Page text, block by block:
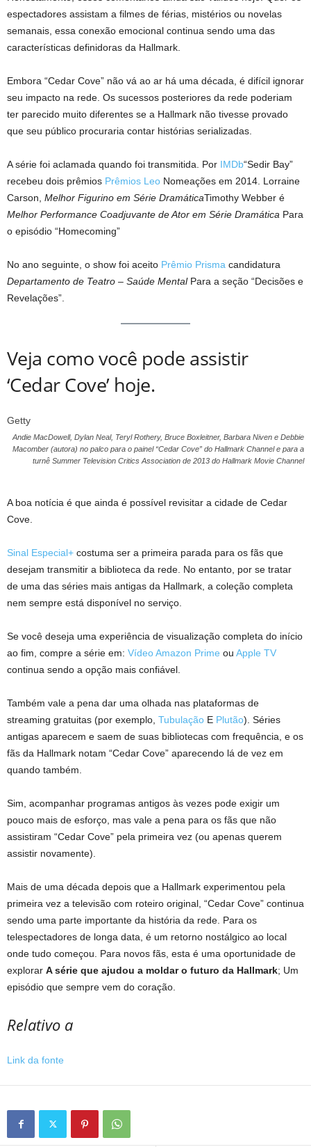
espectadores assistam a filmes de férias, mistérios ou novelas
semanais, essa conexão emocional continua sendo uma das
características definidoras da Hallmark.
Embora “Cedar Cove” não vá ao ar há uma década, é difícil ignorar
seu impacto na rede. Os sucessos posteriores da rede poderiam
ter parecido muito diferentes se a Hallmark não tivesse provado
que seu público procuraria contar histórias serializadas.
A série foi aclamada quando foi transmitida. Por IMDb“Sedir Bay”
recebeu dois prêmios Prêmios Leo Nomeações em 2014. Lorraine
Carson, Melhor Figurino em Série DramáticaTimothy Webber é
Melhor Performance Coadjuvante de Ator em Série Dramática Para
o episódio “Homecoming”
No ano seguinte, o show foi aceito Prêmio Prisma candidatura
Departamento de Teatro – Saúde MentalPara a seção “Decisões e
Revelações”.
Veja como você pode assistir
‘Cedar Cove’ hoje.
Getty
Andie MacDowell, Dylan Neal, Teryl Rothery, Bruce Boxleitner, Barbara Niven e Debbie
Macomber (autora) no palco para o painel “Cedar Cove” do Hallmark Channel e para a
turnê Summer Television Critics Association de 2013 do Hallmark Movie Channel
A boa notícia é que ainda é possível revisitar a cidade de Cedar
Cove.
Sinal Especial+ costuma ser a primeira parada para os fãs que
desejam transmitir a biblioteca da rede. No entanto, por se tratar
de uma das séries mais antigas da Hallmark, a coleção completa
nem sempre está disponível no serviço.
Se você deseja uma experiência de visualização completa do início
ao fim, compre a série em: Vídeo Amazon Prime ou Apple TV
continua sendo a opção mais confiável.
Também vale a pena dar uma olhada nas plataformas de
streaming gratuitas (por exemplo, Tubulação E Plutão). Séries
antigas aparecem e saem de suas bibliotecas com frequência, e os
fãs da Hallmark notam “Cedar Cove” aparecendo lá de vez em
quando também.
Sim, acompanhar programas antigos às vezes pode exigir um
pouco mais de esforço, mas vale a pena para os fãs que não
assistiram “Cedar Cove” pela primeira vez (ou apenas querem
assistir novamente).
Mais de uma década depois que a Hallmark experimentou pela
primeira vez a televisão com roteiro original, “Cedar Cove” continua
sendo uma parte importante da história da rede. Para os
telespectadores de longa data, é um retorno nostálgico ao local
onde tudo começou. Para novos fãs, esta é uma oportunidade de
explorar A série que ajudou a moldar o futuro da Hallmark; Um
episódio que sempre vem do coração.
Relativo a
Link da fonte